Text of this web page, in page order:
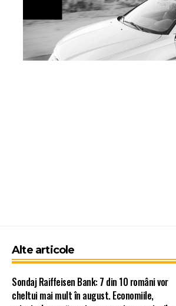
Alte articole
Sondaj Raiffeisen Bank: 7 din 10 români vor
cheltui mai mult în august. Economiile,